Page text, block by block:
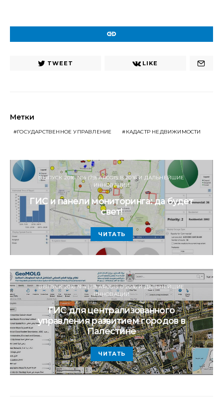
TWEET LIKE
Метки
ГОСУДАРСТВЕННОЕ УПРАВЛЕНИЕ КАДАСТР НЕДВИЖИМОСТИ
ВЫПУСК 2016 №4 (79) ARCGIS В 2016 И ДАЛЬНЕЙШИЕ
ИННОВАЦИИ
ГИС и панели мониторинга: да будет
свет!
ЧИТАТЬ
ВЫПУСК 2016 №4 (79) ARCGIS В 2016 И ДАЛЬНЕЙШИЕ
ИННОВАЦИИ
ГИС для централизованного
управления развитием городов в
Палестине
ЧИТАТЬ